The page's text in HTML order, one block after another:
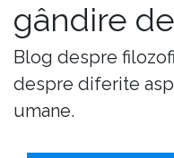
gândire
Blog despre
despre diferite
umane.